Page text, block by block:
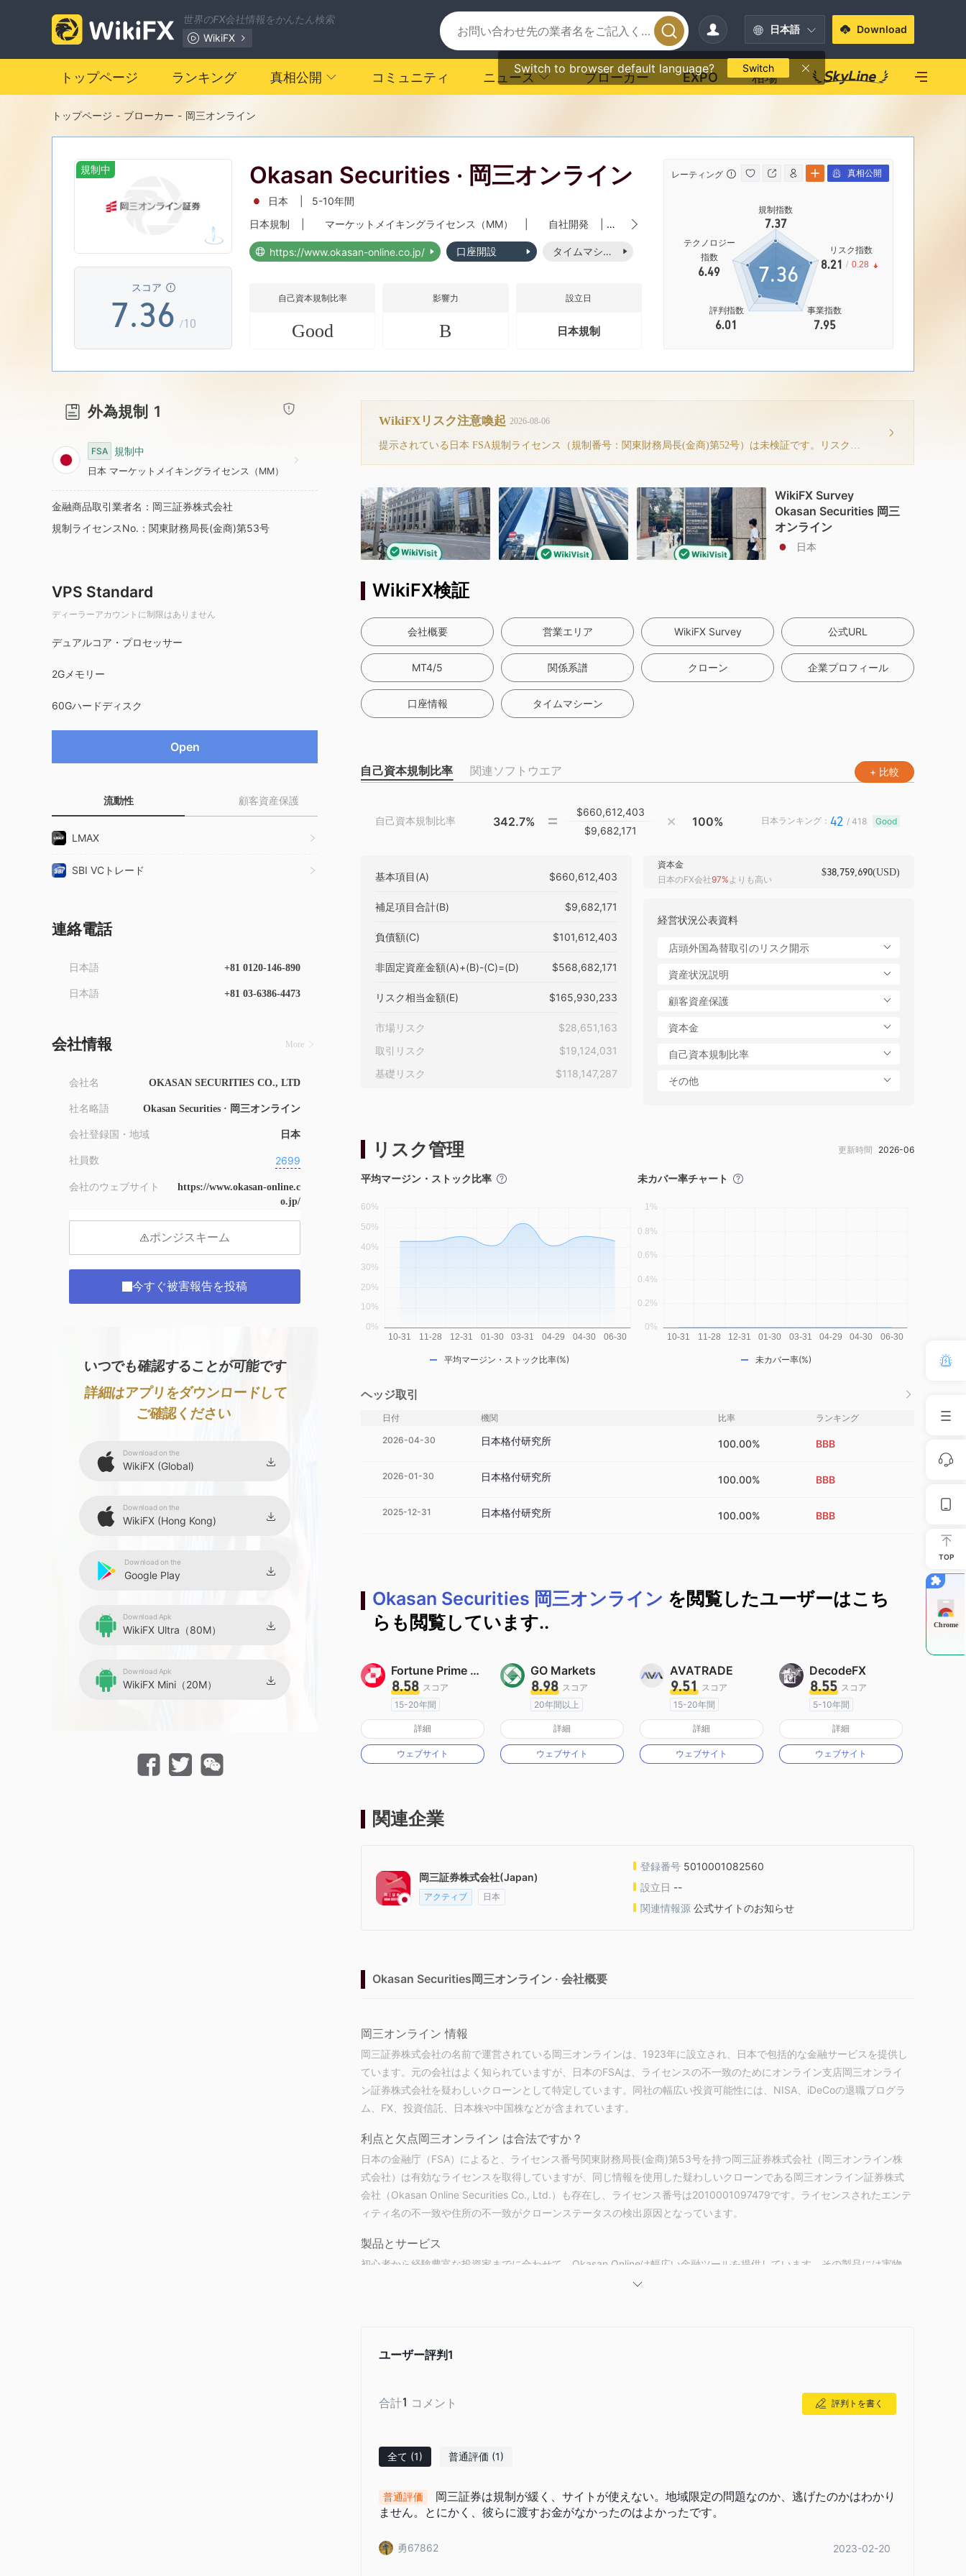
世界のFX会社情報をかんたん検索
WikiFX
日本語
Switch to browser default language? Switch
Download
トップページ ランキング 真相公開 コミュニティ ニュース ブローカー EXPO 相場
トップページ - ブローカー - 岡三オンライン
規制中
スコア
0
1
2
3
4
6
7
8
9
.
2
3
4
5
6
7
8
0
1
2
5
6
7
8
/10
Okasan Securities · 岡三オンライン
日本
5-10年間
日本規制
マーケットメイキングライセンス（MM） 自社開発 中リスク
https://www.okasan-online.co.jp/ 口座開設 タイムマシーン
自己資本規制比率
Good
影響力
B
設立日
日本規制
レーティング
規制指数
7.37
テクノロジー
指数
6.49
評判指数
6.01
事業指数
7.95
リスク指数
8.21 / 0.28
7.36
真相公開
外為規制 1
FSA 規制中
日本 マーケットメイキングライセンス（MM）
金融商品取引業者名：岡三証券株式会社
規制ライセンスNo.：関東財務局長(金商)第53号
VPS Standard
ディーラーアカウントに制限はありません
デュアルコア・プロセッサー
2Gメモリー
60Gハードディスク
Open
流動性 顧客資産保護
LMAX
SBI VCトレード
連絡電話
日本語 +81 0120-146-890
日本語 +81 03-6386-4473
会社情報 More
会社名 OKASAN SECURITIES CO., LTD
社名略語 Okasan Securities · 岡三オンライン
会社登録国・地域 日本
社員数 2699
会社のウェブサイト
https://www.okasan-online.c
o.jp/
ポンジスキーム
今すぐ被害報告を投稿
いつでも確認することが可能です
詳細はアプリをダウンロードして
ご確認ください
Download on the
WikiFX (Global)
Download on the
WikiFX (Hong Kong)
Download on the
Google Play
Download Apk
WikiFX Ultra（80M）
Download Apk
WikiFX Mini（20M）
WikiFXリスク注意喚起 2026-08-06
提示されている日本 FSA規制ライセンス（規制番号：関東財務局長(金商)第52号）は未検証です。リスクにご注意ください！
WikiFX Survey
Okasan Securities 岡三
オンライン
日本
WikiFX検証
会社概要 営業エリア WikiFX Survey 公式URL
MT4/5 関係系譜 クローン 企業プロフィール
口座情報 タイムマシーン
自己資本規制比率 関連ソフトウエア + 比較
自己資本規制比率 342.7%
$660,612,403
$9,682,171
100% 日本ランキング： 42 / 418 Good
基本項目(A) $660,612,403
補足項目合計(B) $9,682,171
負債額(C) $101,612,403
非固定資産金額(A)+(B)-(C)=(D) $568,682,171
リスク相当金額(E) $165,930,233
市場リスク
$28,651,163
取引リスク
$19,124,031
基礎リスク
$118,147,287
資本金
日本のFX会社97%よりも高い
$38,759,690(USD)
経営状況公表資料
リスク管理 更新時間 2026-06
平均マージン・ストック比率
平均マージン・ストック比率(%)
未カバー率チャート
未カバー率(%)
ヘッジ取引
日付 機関 比率 ランキング
2026-04-30 日本格付研究所 100.00% BBB
2026-01-30 日本格付研究所 100.00% BBB
2025-12-31 日本格付研究所 100.00% BBB
Okasan Securities 岡三オンライン を閲覧したユーザーはこち
らも閲覧しています..
Fortune Prime Global
8.58 スコア
15-20年間
オーストラリア規制
マーケットメイキングライセンス（MM）
詳細
ウェブサイト
GO Markets
8.98 スコア
20年間以上
オーストラリア規制
マーケットメイキングライセンス（MM）
cTrader
詳細
ウェブサイト
AVATRADE
9.51 スコア
15-20年間
オーストラリア規制
マーケットメイキングライセンス（MM）
詳細
ウェブサイト
DecodeFX
8.55 スコア
5-10年間
オーストラリア規制
マーケットメイキングライセンス（MM）
詳細
ウェブサイト
関連企業
岡三証券株式会社(Japan)
アクティブ 日本
登録番号 5010001082560
設立日 --
関連情報源 公式サイトのお知らせ
Okasan Securities岡三オンライン · 会社概要
岡三オンライン 情報
岡三証券株式会社の名前で運営されている岡三オンラインは、1923年に設立され、日本で包括的な金融サービスを提供し
ています。元の会社はよく知られていますが、日本のFSAは、ライセンスの不一致のためにオンライン支店岡三オンライ
ン証券株式会社を疑わしいクローンとして特定しています。同社の幅広い投資可能性には、NISA、iDeCoの退職プログラ
ム、FX、投資信託、日本株や中国株などが含まれています。
利点と欠点岡三オンライン は合法ですか？
日本の金融庁（FSA）によると、ライセンス番号関東財務局長(金商)第53号を持つ岡三証券株式会社（岡三オンライン株
式会社）は有効なライセンスを取得していますが、同じ情報を使用した疑わしいクローンである岡三オンライン証券株式
会社（Okasan Online Securities Co., Ltd.）も存在し、ライセンス番号は2010001097479です。ライセンスされたエンテ
ィティ名の不一致や住所の不一致がクローンステータスの検出原因となっています。
製品とサービス
初心者から経験豊富な投資家までに合わせて、Okasan Onlineは幅広い金融ツールを提供しています。その製品には実物
株、ETF、信用取引、投資信託、FX、CFD、IPOアクセス、iDeCo、NISAなどの退職に関連する投資商品が含まれていま
岡三オンラインは証券取引口座、信用取引口座、取引所CFD口座（Click Stock 365）、取引所FX口座（Click 365）、
特定のプランや基準の下で手数料がかからず、積極的なトレーダーや初心者にとって魅力的です。関連する場合、追加コ
取引プラットフォーム
岡三オンラインは、初心者や上級ユーザーを含むさまざまなトレーダーのニーズに合わせた幅広い取引プラットフォーム
ユーザー評判1
合計1 コメント 評判トを書く
全て (1) 普通評価 (1)
普通評価
岡三証券は規制が緩く、サイトが使えない。地域限定の問題なのか、逃げたのかはわかり
ません。とにかく、彼らに渡すお金がなかったのはよかったです。
勇67862 2023-02-20
TOP
Chrome